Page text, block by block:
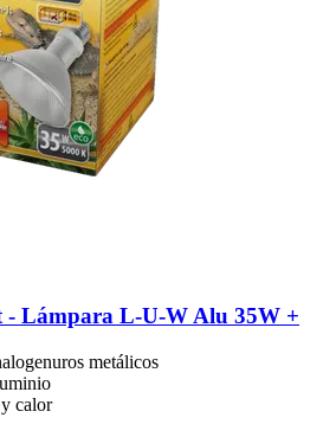
-​ Lámpara L-​U-​W Alu 35W +
metálicos
calor